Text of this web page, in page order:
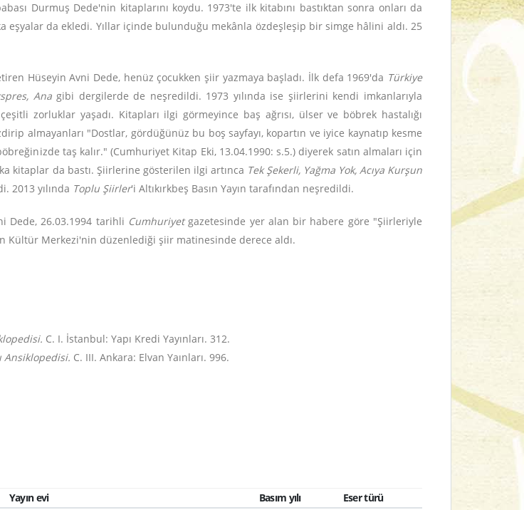
Durmuş Dede'nin kitaplarını koydu. 1973'te ilk kitabını bastıktan sonra onları da
eşyalar da ekledi. Yıllar içinde bulunduğu mekânla özdeşleşip bir simge hâlini aldı. 25
Hüseyin Avni Dede, henüz çocukken şiir yazmaya başladı. İlk defa 1969'da Türkiye
Anagibi dergilerde de neşredildi. 1973 yılında ise şiirlerini kendi imkanlarıyla
zorluklar yaşadı. Kitapları ilgi görmeyince baş ağrısı, ülser ve böbrek hastalığı
almayanları "Dostlar, gördüğünüz bu boş sayfayı, kopartın ve iyice kaynatıp kesme
taş kalır." (Cumhuriyet Kitap Eki, 13.04.1990: s.5.) diyerek satın almaları için
kitaplar da bastı. Şiirlerine gösterilen ilgi artınca Tek Şekerli, Yağma Yok, Acıya Kurşun
2013 yılında Toplu Şiirler'i Altıkırkbeş Basın Yayın tarafından neşredildi.
Dede, 26.03.1994 tarihli Cumhuriyetgazetesinde yer alan bir habere göre "Şiirleriyle
Kültür Merkezi'nin düzenlediği şiir matinesinde derece aldı.
C. I. İstanbul: Yapı Kredi Yayınları. 312.
Ansiklopedisi. C. III. Ankara: Elvan Yaınları. 996.
Yayın evi Basım yılı
Eser türü